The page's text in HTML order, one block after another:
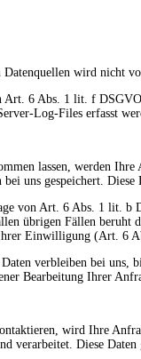
wird nicht
6 Abs. 1 lit. f
Log-Files erfasst
lassen, werden
uns gespeichert.
von Art. 6 Abs. 1 lit.
übrigen Fällen beruht
Einwilligung (Art. 6
verbleiben bei
Bearbeitung Ihrer
wird Ihre
verarbeitet. Diese